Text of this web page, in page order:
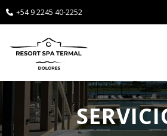
+54 9 2245 40-2252